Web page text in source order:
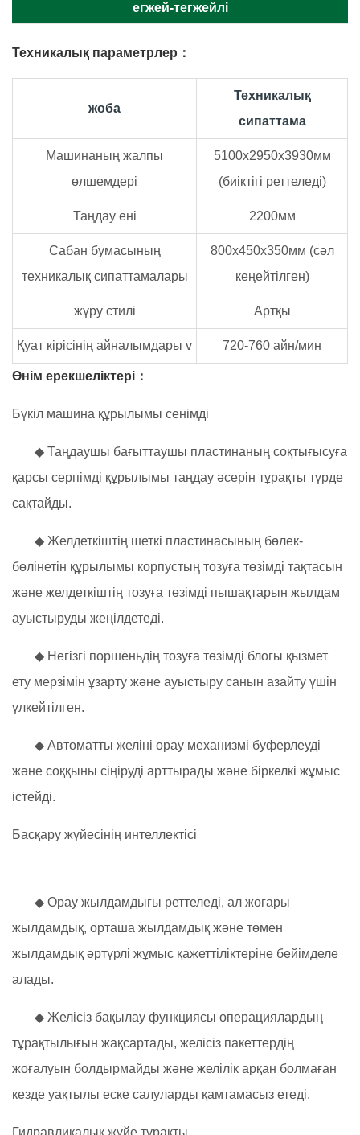
егжей-тегжейлі
Техникалық параметрлер：
жоба
Техникалық
сипаттама
Машинаның жалпы
өлшемдері
5100x2950x3930мм
(биіктігі реттеледі)
Таңдау ені 2200мм
Сабан бумасының
техникалық сипаттамалары
800x450x350мм (сәл
кеңейтілген)
жүру стилі Артқы
Қуат кірісінің айналымдары v 720-760 айн/мин
Өнім ерекшеліктері：
Бүкіл машина құрылымы сенімді
◆ Таңдаушы бағыттаушы пластинаның соқтығысуға
қарсы серпімді құрылымы таңдау әсерін тұрақты түрде
сақтайды.
◆ Желдеткіштің шеткі пластинасының бөлек-
бөлінетін құрылымы корпустың тозуға төзімді тақтасын
және желдеткіштің тозуға төзімді пышақтарын жылдам
ауыстыруды жеңілдетеді.
◆ Негізгі поршеньдің тозуға төзімді блогы қызмет
ету мерзімін ұзарту және ауыстыру санын азайту үшін
үлкейтілген.
◆ Автоматты желіні орау механизмі буферлеуді
және соққыны сіңіруді арттырады және біркелкі жұмыс
істейді.
Басқару жүйесінің интеллектісі
◆ Орау жылдамдығы реттеледі, ал жоғары
жылдамдық, орташа жылдамдық және төмен
жылдамдық әртүрлі жұмыс қажеттіліктеріне бейімделе
алады.
◆ Желісіз бақылау функциясы операциялардың
тұрақтылығын жақсартады, желісіз пакеттердің
жоғалуын болдырмайды және желілік арқан болмаған
кезде уақтылы еске салуларды қамтамасыз етеді.
Гидравликалық жүйе тұрақты